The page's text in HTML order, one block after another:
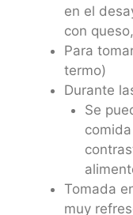
en el
con
Para
termo)
Durante
Se
Tomada
muy